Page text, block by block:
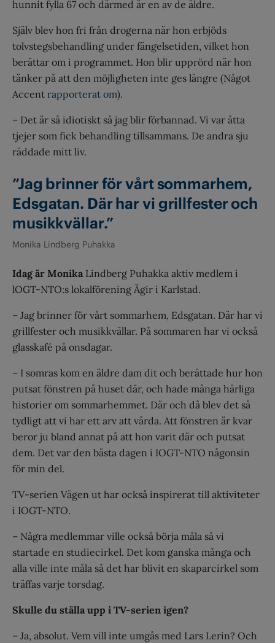
hunnit fylla 67 och därmed är en av de äldre.
Själv blev hon fri från drogerna när hon erbjöds
tolvstegsbehandling under fängelsetiden, vilket hon
berättar om i programmet. Hon blir upprörd när hon
tänker på att den möjligheten inte ges längre (Något
Accent rapporterat om).
– Det är så idiotiskt så jag blir förbannad. Vi var åtta
tjejer som fick behandling tillsammans. De andra sju
räddade mitt liv.
”Jag brinner för vårt sommarhem,
Edsgatan. Där har vi grillfester och
musikkvällar.”
Monika Lindberg Puhakka
Idag är Monika Lindberg Puhakka aktiv medlem i
lOGT-NTO:s lokalförening Ägir i Karlstad.
– Jag brinner för vårt sommarhem, Edsgatan. Där har vi
grillfester och musikkvällar. På sommaren har vi också
glasskafé på onsdagar.
– I somras kom en äldre dam dit och berättade hur hon
putsat fönstren på huset där, och hade många härliga
historier om sommarhemmet. Där och då blev det så
tydligt att vi har ett arv att vårda. Att fönstren är kvar
beror ju bland annat på att hon varit där och putsat
dem. Det var den bästa dagen i IOGT-NTO någonsin
för min del.
TV-serien Vägen ut har också inspirerat till aktiviteter
i IOGT-NTO.
– Några medlemmar ville också börja måla så vi
startade en studiecirkel. Det kom ganska många och
alla ville inte måla så det har blivit en skaparcirkel som
träffas varje torsdag.
Skulle du ställa upp i TV-serien igen?
– Ja, absolut. Vem vill inte umgås med Lars Lerin? Och